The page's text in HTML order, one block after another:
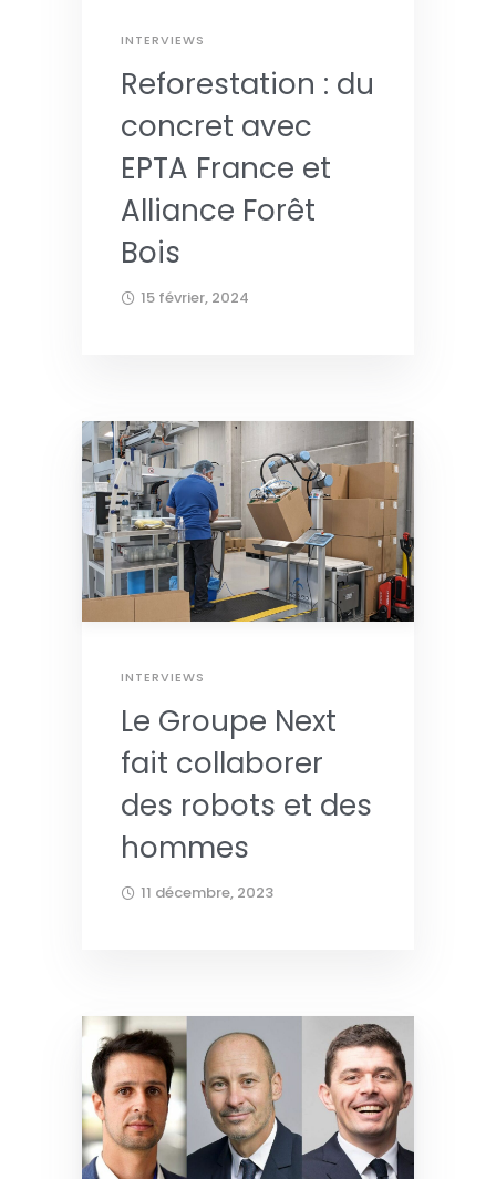
INTERVIEWS
Reforestation : du
concret avec
EPTA France et
Alliance Forêt
Bois
15 février, 2024
INTERVIEWS
Le Groupe Next
fait collaborer
des robots et des
hommes
11 décembre, 2023